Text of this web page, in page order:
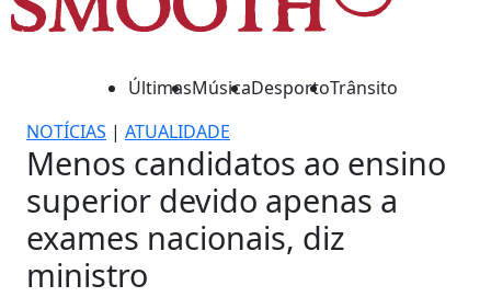
ÚltimasMúsicaDesportoTrânsito
NOTÍCIAS | ATUALIDADE
Menos candidatos ao ensino
superior devido apenas a
exames nacionais, diz
ministro